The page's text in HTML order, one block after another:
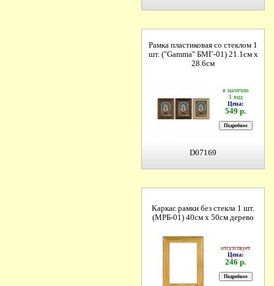
Рамка пластиковая со стеклом 1
шт. ("Gamma" БМГ-01) 21.1см х
28.6см
в наличии
1 вид
Цена:
549 р.
D07169
Каркас рамки без стекла 1 шт.
(МРБ-01) 40см х 50см дерево
отсутствует
Цена:
246 р.